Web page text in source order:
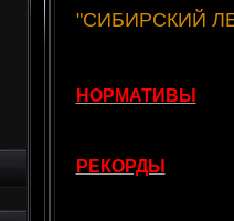
"СИБИРСКИЙ
НОРМАТИВЫ
РЕКОРДЫ